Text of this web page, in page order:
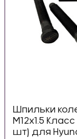
Шпильки
М12х1.5
шт) для